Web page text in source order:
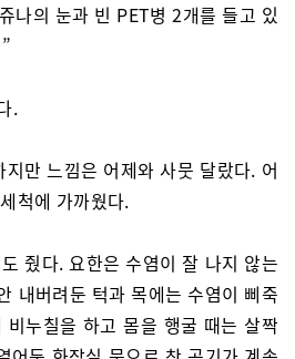
나의 눈과 빈 PET병 2개를 들고 있
.
만 느낌은 어제와 사뭇 달랐다. 어
척에 가까웠다.
줬다. 요한은 수염이 잘 나지 않는
내버려둔 턱과 목에는 수염이 삐죽
비누칠을 하고 몸을 행굴 때는 살짝